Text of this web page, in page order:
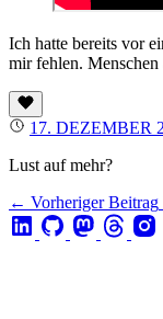
Ich hatte bereits vor
mir fehlen.
17. DEZEMBER
Lust auf mehr?
← Vorheriger Beitrag